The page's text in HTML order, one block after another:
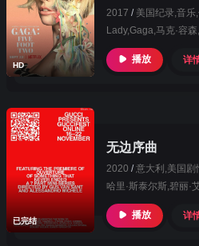
HD
2017 / 美国纪录,音乐
播放 详
已完结
无边序曲
2020 / 意大利,美国 剧
播放 详